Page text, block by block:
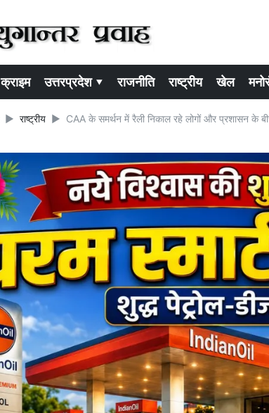
क्राइम उत्तरप्रदेश ▾ राजनीति राष्ट्रीय खेल
राष्ट्रीय CAA के समर्थन में रैली निकाल रहे लोगों और प्रशासन के